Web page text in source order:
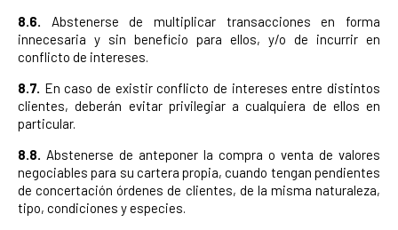
8.6. Abstenerse de multiplicar transacciones en forma
innecesaria y sin beneficio para ellos, y/o de incurrir en
conflicto de intereses.
8.7. En caso de existir conflicto de intereses entre distintos
clientes, deberán evitar privilegiar a cualquiera de ellos en
particular.
8.8. Abstenerse de anteponer la compra o venta de valores
negociables para su cartera propia, cuando tengan pendientes
de concertación órdenes de clientes, de la misma naturaleza,
tipo, condiciones y especies.